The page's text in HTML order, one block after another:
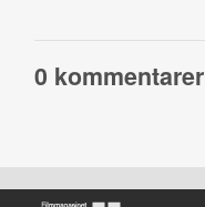
0 kommentarer